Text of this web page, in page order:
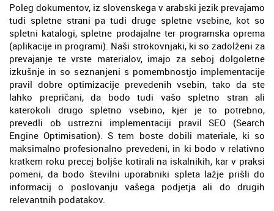
Poleg dokumentov, iz slovenskega v arabski jezik prevajamo
tudi spletne strani pa tudi druge spletne vsebine, kot so
spletni katalogi, spletne prodajalne ter programska oprema
(aplikacije in programi). Naši strokovnjaki, ki so zadolženi za
prevajanje te vrste materialov, imajo za seboj dolgoletne
izkušnje in so seznanjeni s pomembnostjo implementacije
pravil dobre optimizacije prevedenih vsebin, tako da ste
lahko prepričani, da bodo tudi vašo spletno stran ali
katerokoli drugo spletno vsebino, kjer je to potrebno,
prevedli ob ustrezni implementaciji pravil SEO (Search
Engine Optimisation). S tem boste dobili materiale, ki so
maksimalno profesionalno prevedeni, in ki bodo v relativno
kratkem roku precej boljše kotirali na iskalnikih, kar v praksi
pomeni, da bodo številni uporabniki spleta lažje prišli do
informacij o poslovanju vašega podjetja ali do drugih
relevantnih podatakov.